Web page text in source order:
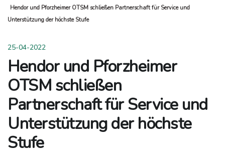
Hendor und Pforzheimer OTSM schließen Partnerschaft für Service und
Unterstützung der höchste Stufe
25-04-2022
Hendor und Pforzheimer
OTSM schließen
Partnerschaft für Service und
Unterstützung der höchste
Stufe